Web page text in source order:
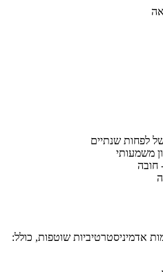
לפחות שנתיים
משמעותי
חובה
אדמיניסטרטיביות שוטפות, כולל: